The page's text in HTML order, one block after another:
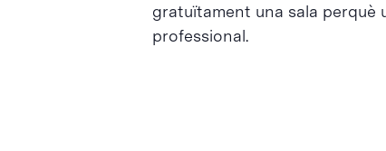
gratuïtament una sala perquè
professional.